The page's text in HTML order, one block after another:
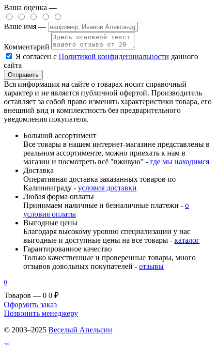
Ваша оценка —
Ваше имя —
Комментарий
Я согласен с Политикой конфиденциальности данного
сайта
Вся информация на сайте о товарах носит справочный
характер и не является публичной офертой. Производитель
оставляет за собой право изменять характеристики товара, его
внешний вид и комплектность без предварительного
уведомления покупателя.
Большой ассортимент
Все товары в нашем интернет-магазине представлены в
реальном ассортименте, можно приехать к нам в
магазин и посмотреть всё "вживую" - где мы находимся
Доставка
Оперативная доставка заказанных товаров по
Калининграду - условия доставки
Любая форма оплаты
Принимаем наличные и безналичные платежи - о
условия оплаты
Выгодные цены
Благодаря высокому уровню специализации у нас
выгодные и доступные цены на все товары - каталог
Гарантированное качество
Только качественные и проверенные товары, много
отзывов довольных покупателей - отзывы
0
Товаров — 0 0 ₽
Оформить заказ
Позвонить менеджеру
© 2003–2025 Веселый Апельсин